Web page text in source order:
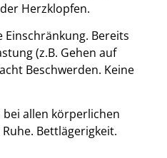
Herzklopfen.
Einschränkung. Bereits
(z.B. Gehen auf
Beschwerden. Keine
bei allen körperlichen
Bettlägerigkeit.